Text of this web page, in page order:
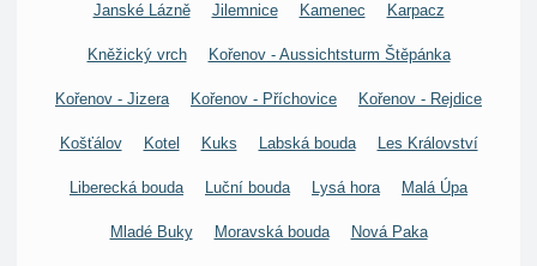
Janské Lázně Jilemnice Kamenec Karpacz
Kněžický vrch Kořenov - Aussichtsturm Štěpánka
Kořenov - Jizera Kořenov - Příchovice Kořenov - Rejdice
Košťálov Kotel Kuks Labská bouda Les Království
Liberecká bouda Luční bouda Lysá hora Malá Úpa
Mladé Buky Moravská bouda Nová Paka